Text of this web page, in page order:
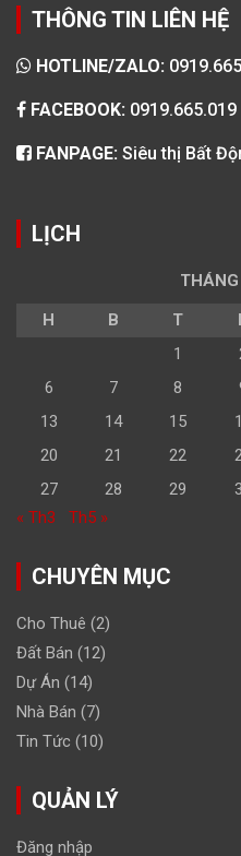
THÔNG TIN LIÊN HỆ
HOTLINE/ZALO:
FACEBOOK: 0919.665.019
FANPAGE: Siêu thị Bất
LỊCH
H
B T
1
6
7 8
13
14 15
20
21 22
27
28 29
« Th3
Th5 »
CHUYÊN MỤC
Cho Thuê (2)
Đất Bán (12)
Dự Án (14)
Nhà Bán (7)
Tin Tức (10)
QUẢN LÝ
Đăng nhập